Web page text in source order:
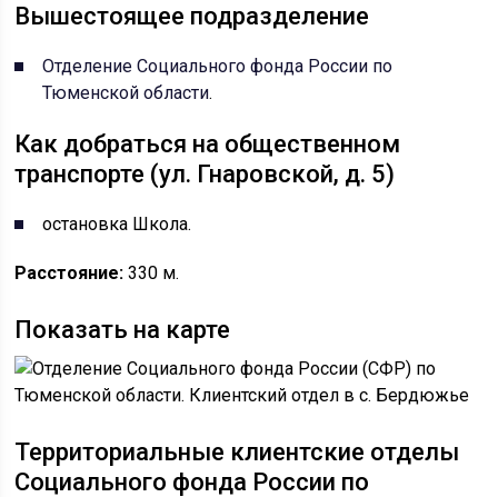
Вышестоящее подразделение
Отделение Социального фонда России по
Тюменской области.
Как добраться на общественном
транспорте (ул. Гнаровской, д. 5)
остановка Школа.
Расстояние:330 м.
Показать на карте
Территориальные клиентские отделы
Социального фонда России по